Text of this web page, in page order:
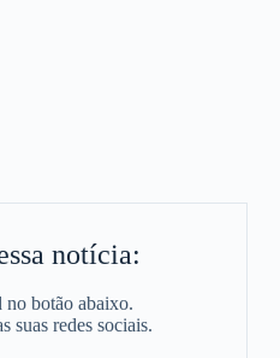
notícia:
no botão abaixo.
suas redes sociais.